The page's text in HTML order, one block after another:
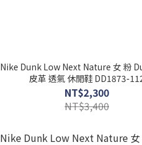
Nike Dunk Low Next Nature 女 粉
皮革 透氣 休閒鞋 DD1873-
NT$2,300
NT$3,400